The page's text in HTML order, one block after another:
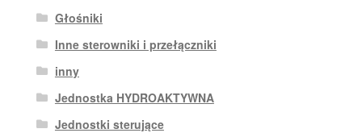
Głośniki
Inne sterowniki i przełączniki
inny
Jednostka HYDROAKTYWNA
Jednostki sterujące